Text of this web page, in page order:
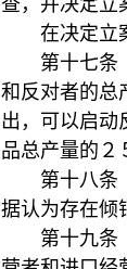
在决定立案
第十七条
和反对者的总
出，可以启动
品总产量的２
第十八条
据认为存在倾
第十九条